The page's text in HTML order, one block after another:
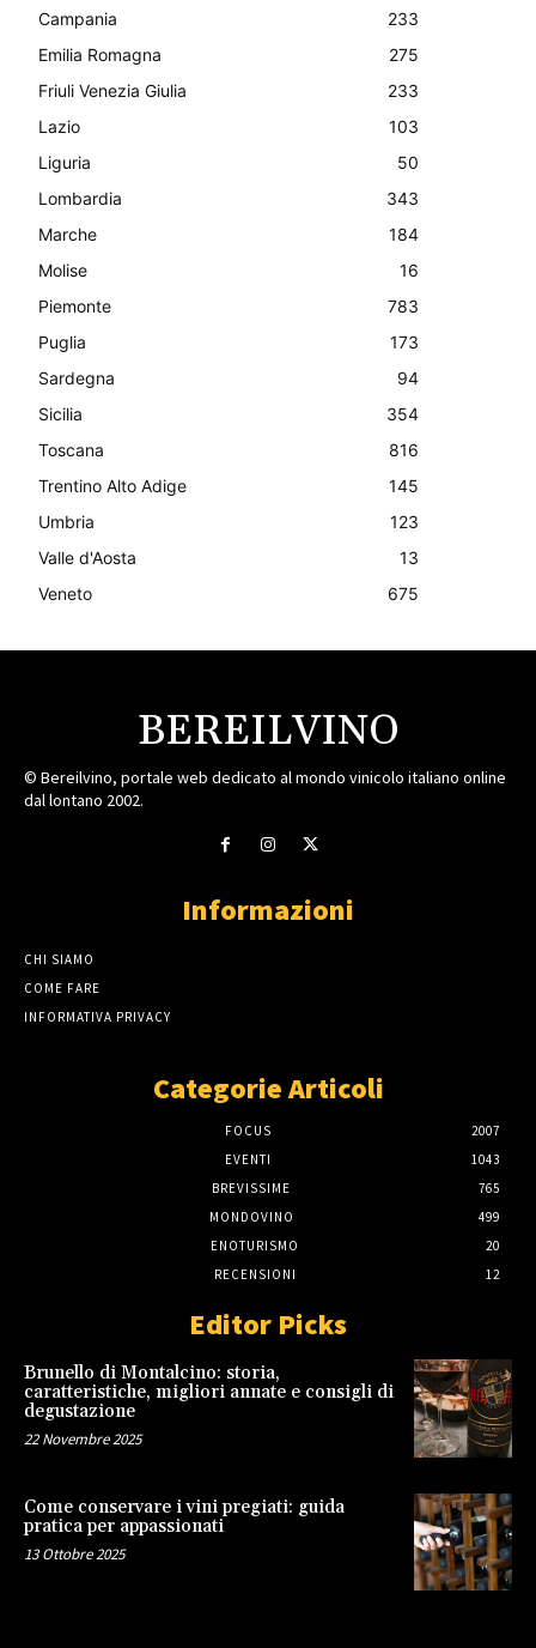
Campania
233
Emilia Romagna
275
Friuli Venezia Giulia
233
Lazio
103
Liguria
50
Lombardia
343
Marche
184
Molise
16
Piemonte
783
Puglia
173
Sardegna
94
Sicilia
354
Toscana
816
Trentino Alto Adige
145
Umbria
123
Valle d'Aosta
13
Veneto
675
BEREILVINO
© Bereilvino, portale web dedicato al mondo vinicolo italiano online
dal lontano 2002.
Informazioni
CHI SIAMO
COME FARE
INFORMATIVA PRIVACY
Categorie Articoli
FOCUS
2007
EVENTI
1043
BREVISSIME
765
MONDOVINO
499
ENOTURISMO
20
RECENSIONI
12
Editor Picks
Brunello di Montalcino: storia,
caratteristiche, migliori annate e consigli di
degustazione
22 Novembre 2025
Come conservare i vini pregiati: guida
pratica per appassionati
13 Ottobre 2025